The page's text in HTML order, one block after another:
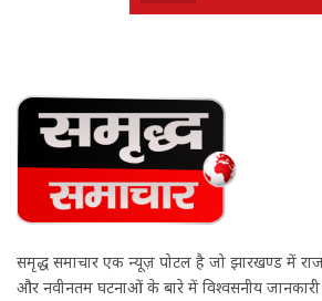
समृद्ध समाचार एक न्यूज़ पोर्टल है जो झारखण्ड में
और नवीनतम घटनाओं के बारे में विश्वसनीय